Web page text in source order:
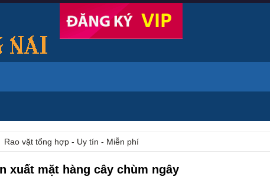
Rao vặt tổng hợp - Uy tín - Miễn phí
xuất mặt hàng cây chùm ngây